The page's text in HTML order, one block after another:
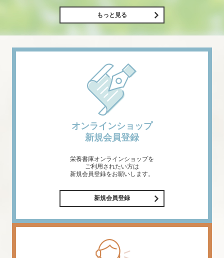
もっと見る
オンラインショップ
新規会員登録
栄養書庫オンラインショップを
ご利用されたい方は
新規会員登録をお願いします。
新規会員登録